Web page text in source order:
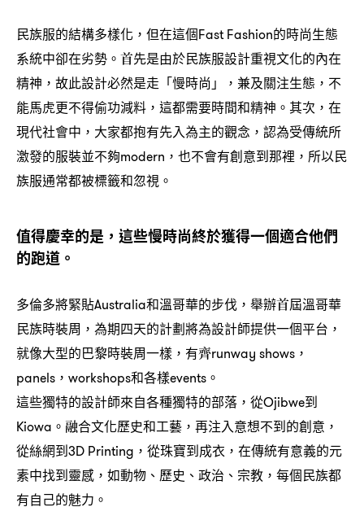
民族服的結構多樣化 ， 但在這個Fast Fashion的時尚生態
系統中卻在劣勢。首先是由於民族服設計重視文化的內在
精神 ， 故此設計必然是走「慢時尚」 ， 兼及關注生態 ， 不
能馬虎更不得偷功減料 ， 這都需要時間和精神。其次 ， 在
現代社會中 ， 大家都抱有先入為主的觀念 ， 認為受傳統所
激發的服裝並不夠modern， 也不會有創意到那裡 ， 所以民
族服通常都被標籤和忽視。
值得慶幸的是 ， 這些慢時尚終於獲得一個適合他們
的跑道。
多倫多將緊貼Australia和溫哥華的步伐 ， 舉辦首屆溫哥華
民族時裝周 ， 為期四天的計劃將為設計師提供一個平台 ，
就像大型的巴黎時裝周一樣 ， 有齊runway shows，
panels，workshops和各樣events 。
這些獨特的設計師來自各種獨特的部落 ， 從Ojibwe到
Kiowa 。融合文化歷史和工藝 ， 再注入意想不到的創意 ，
從絲網到3D Printing， 從珠寶到成衣 ， 在傳統有意義的元
素中找到靈感 ， 如動物、歷史、政治、宗教 ， 每個民族都
有自己的魅力。